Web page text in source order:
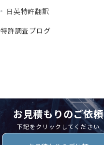
日英特許翻訳
特許調査ブログ
お見積もりのご依頼
下記をクリックしてください